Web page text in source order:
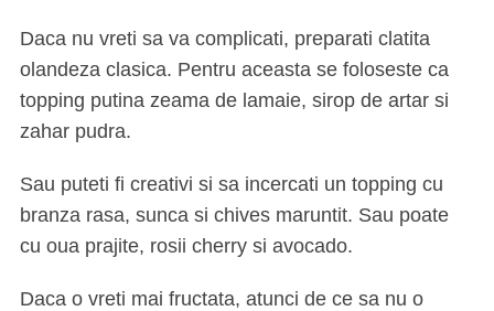
Daca nu vreti sa va complicati, preparati clatita
olandeza clasica. Pentru aceasta se foloseste ca
topping putina zeama de lamaie, sirop de artar si
zahar pudra.
Sau puteti fi creativi si sa incercati un topping cu
branza rasa, sunca si chives maruntit. Sau poate
cu oua prajite, rosii cherry si avocado.
Daca o vreti mai fructata, atunci de ce sa nu o